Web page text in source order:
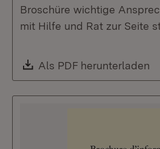
Broschüre wichtige
mit Hilfe und Rat zur Seite
Download:
Als PDF herunterladen